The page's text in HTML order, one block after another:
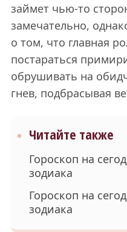
займет чью-то
замечательно,
о том, что главная
постараться
обрушивать на
гнев, подбрасывая
Читайте также
Гороскоп на
зодиака
Гороскоп на
зодиака